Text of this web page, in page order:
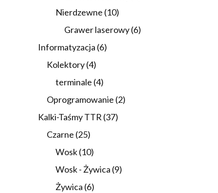
Nierdzewne 1010
produktów
Grawer laserowy 66
Informatyzacja 66
Kolektory 44
produkty
terminale 44
produkty
Oprogramowanie 22
Kalki-Taśmy TTR 3737
Czarne 2525
produktów
Wosk 1010
produktów
Wosk - Żywica 99
Żywica 66